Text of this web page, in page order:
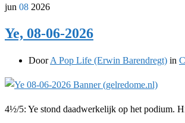
jun 08 2026
Ye, 08-06-2026
DoorA Pop Life (Erwin Barendregt) in
4½/5: Ye stond daadwerkelijk op het podium.